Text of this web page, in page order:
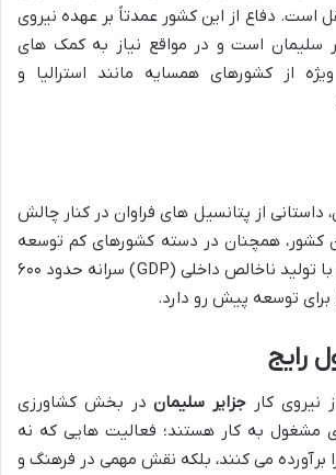
است. دفاع از این کشور عمدتاً بر عهده نیروی
سلیمان است و در مواقع نیاز به کمک های
از کشورهای همسایه مانند استرالیا و
داستانی از پتانسیل های فراوان در کنار چالش
همچنان در دسته کشورهای کم توسعه
یافته قرار می گیرد و با تولید ناخالص داخلی (GDP) سرانه حدود ۶۰۰
برای توسعه پیش رو دارد.
رایج
جزایر سلیماندر بخش کشاورزی
مشغول به کار هستند؛ فعالیت هایی که نه
برآورده می کنند، بلکه نقش مهمی در فرهنگ و